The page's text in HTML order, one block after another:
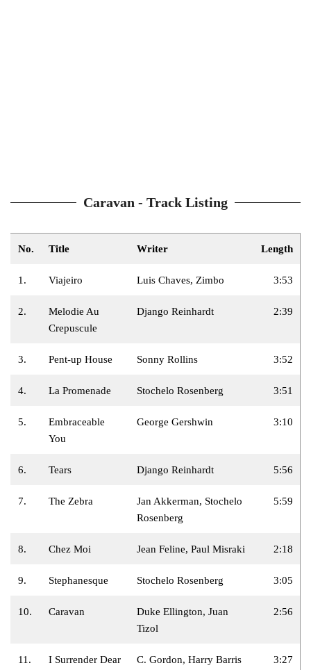
Caravan - Track Listing
No. Title Writer Length
1. Viajeiro Luis Chaves, Zimbo 3:53
2.
Melodie Au
Crepuscule
Django Reinhardt 2:39
3. Pent-up House Sonny Rollins 3:52
4. La Promenade Stochelo Rosenberg 3:51
5.
Embraceable
You
George Gershwin 3:10
6. Tears Django Reinhardt 5:56
7. The Zebra
Jan Akkerman, Stochelo
Rosenberg
5:59
8. Chez Moi Jean Feline, Paul Misraki 2:18
9. Stephanesque Stochelo Rosenberg 3:05
10. Caravan
Duke Ellington, Juan
Tizol
2:56
11. I Surrender Dear C. Gordon, Harry Barris 3:27